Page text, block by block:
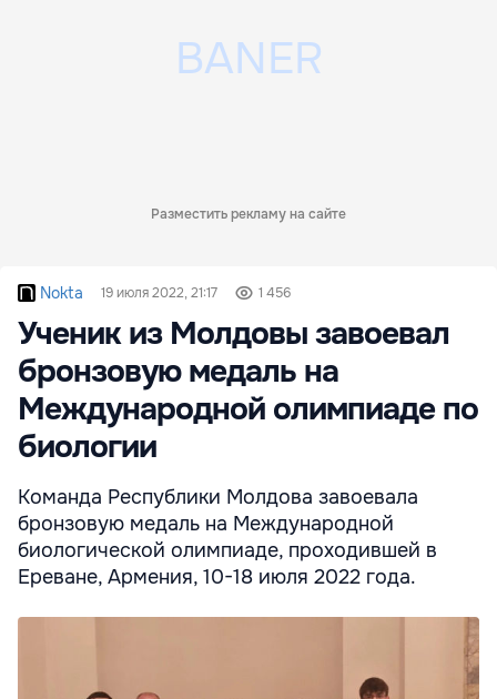
Разместить рекламу на сайте
Nokta 19 июля 2022, 21:17 1 456
Ученик из Молдовы завоевал
бронзовую медаль на
Международной олимпиаде по
биологии
Команда Республики Молдова завоевала
бронзовую медаль на Международной
биологической олимпиаде, проходившей в
Ереване, Армения, 10-18 июля 2022 года.